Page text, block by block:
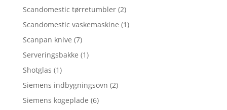
Scandomestic tørretumbler (2)
Scandomestic vaskemaskine (1)
Scanpan knive (7)
Serveringsbakke (1)
Shotglas (1)
Siemens indbygningsovn (2)
Siemens kogeplade (6)